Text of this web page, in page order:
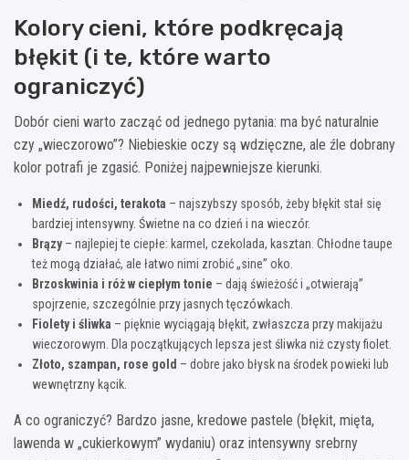
Kolory cieni, które podkręcają
błękit (i te, które warto
ograniczyć)
Dobór cieni warto zacząć od jednego pytania: ma być naturalnie
czy „wieczorowo”? Niebieskie oczy są wdzięczne, ale źle dobrany
kolor potrafi je zgasić. Poniżej najpewniejsze kierunki.
Miedź, rudości, terakota – najszybszy sposób, żeby błękit stał się
bardziej intensywny. Świetne na co dzień i na wieczór.
Brązy– najlepiej te ciepłe: karmel, czekolada, kasztan. Chłodne taupe
też mogą działać, ale łatwo nimi zrobić „sine” oko.
Brzoskwinia i róż w ciepłym tonie – dają świeżość i „otwierają”
spojrzenie, szczególnie przy jasnych tęczówkach.
Fiolety i śliwka – pięknie wyciągają błękit, zwłaszcza przy makijażu
wieczorowym. Dla początkujących lepsza jest śliwka niż czysty fiolet.
Złoto, szampan, rose gold – dobre jako błysk na środek powieki lub
wewnętrzny kącik.
A co ograniczyć? Bardzo jasne, kredowe pastele (błękit, mięta,
lawenda w „cukierkowym” wydaniu) oraz intensywny srebrny